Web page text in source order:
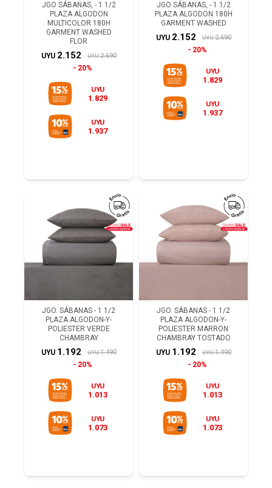
JGO SÁBANAS, - 1 1/2
PLAZA ALGODON
MULTICOLOR 180H
GARMENT WASHED
FLOR
UYU 2.152 UYU 2.690
20%
UYU
1.829
UYU
1.937
JGO SÁBANAS, - 1 1/2
PLAZA ALGODON 180H
GARMENT WASHED
UYU 2.152 UYU 2.690
20%
UYU
1.829
UYU
1.937
JGO. SÁBANAS - 1 1/2
PLAZA ALGODON-Y-
POLIESTER VERDE
CHAMBRAY
UYU 1.192 UYU 1.490
20%
UYU
1.013
UYU
1.073
JGO. SÁBANAS - 1 1/2
PLAZA ALGODON-Y-
POLIESTER MARRON
CHAMBRAY TOSTADO
UYU 1.192 UYU 1.490
20%
UYU
1.013
UYU
1.073